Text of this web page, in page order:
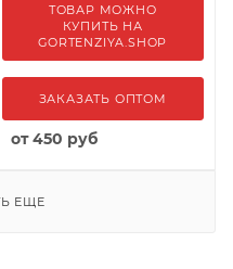
ТОВАР МОЖНО
КУПИТЬ НА
GORTENZIYA.SHOP
ЗАКАЗАТЬ ОПТОМ
от450 руб
ЕЩЕ